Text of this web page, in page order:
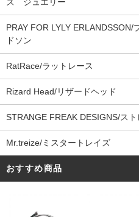
PRAY FOR LYLY ERLANDSSON/
ドソン
RatRace/ラットレース
Rizard Head/リザードヘッド
STRANGE FREAK DESIGNS/ス
Mr.treize/ミスタートレイズ
おすすめ商品